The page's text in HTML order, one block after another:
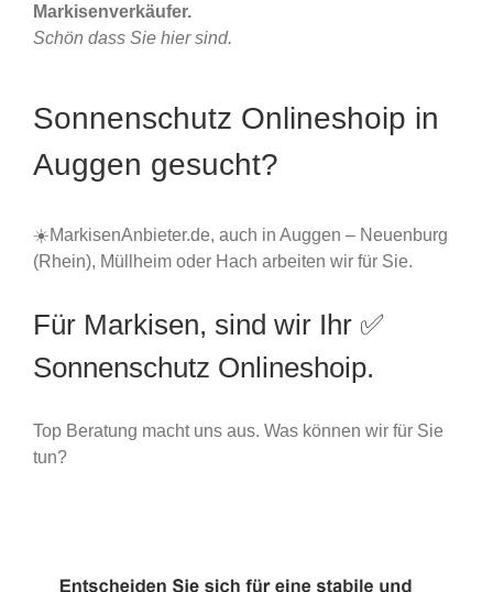
Markisenverkäufer.
Schön dass Sie hier sind.
Sonnenschutz Onlineshoip in
Auggen gesucht?
☀️MarkisenAnbieter.de, auch in Auggen – Neuenburg
(Rhein), Müllheim oder Hach arbeiten wir für Sie.
Für Markisen, sind wir Ihr ✅
Sonnenschutz Onlineshoip.
Top Beratung macht uns aus. Was können wir für Sie
tun?